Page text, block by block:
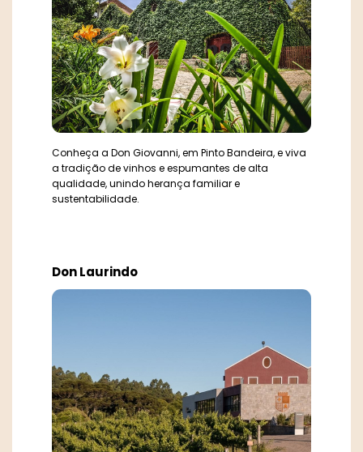
Conheça a Don Giovanni, em Pinto Bandeira, e viva
a tradição de vinhos e espumantes de alta
qualidade, unindo herança familiar e
sustentabilidade.
Don Laurindo